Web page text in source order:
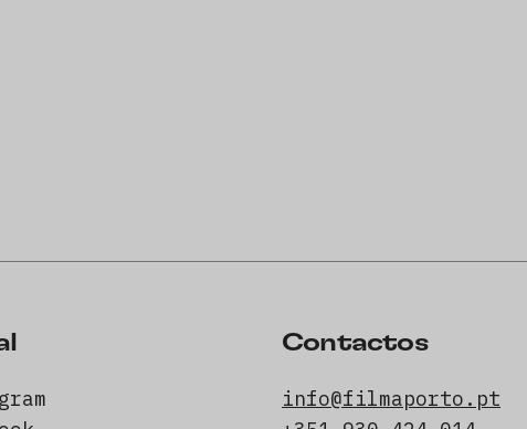
Contactos
info@filmaporto.pt